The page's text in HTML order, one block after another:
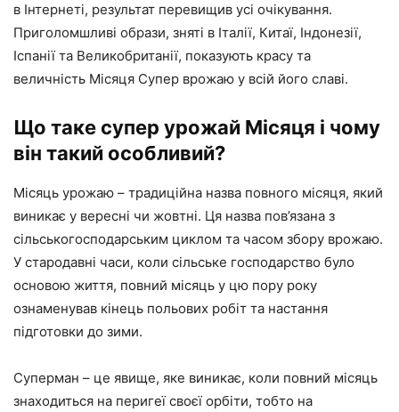
в Інтернеті, результат перевищив усі очікування.
Приголомшливі образи, зняті в Італії, Китаї, Індонезії,
Іспанії та Великобританії, показують красу та
величність Місяця Супер врожаю у всій його славі.
Що таке супер урожай Місяця і чому
він такий особливий?
Місяць урожаю – традиційна назва повного місяця, який
виникає у вересні чи жовтні. Ця назва пов’язана з
сільськогосподарським циклом та часом збору врожаю.
У стародавні часи, коли сільське господарство було
основою життя, повний місяць у цю пору року
ознаменував кінець польових робіт та настання
підготовки до зими.
Суперман – це явище, яке виникає, коли повний місяць
знаходиться на перигеї своєї орбіти, тобто на